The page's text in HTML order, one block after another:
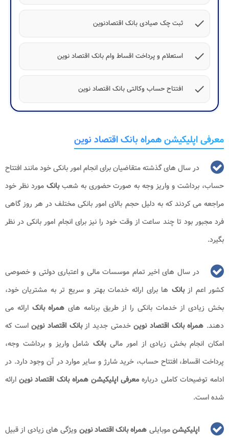
check ثبت چک صیادی بانک اقتصادنوین
check استعلام و پرداخت اقساط وام بانک اقتصاد نوین
check افتتاح حساب وکالتی بانک اقتصاد نوین
معرفی اپلیکیشن همراه بانک اقتصاد نوین
در سال های گذشته متقاضیان برای انجام امور بانکی خود مانند افتتاح
حساب، برداشت و واریز وجه به صورت حضوری به شعببانکمورد نظر خود
مراجعه می کردند که به دلیل حجم بالای امور بانکی مختلف در هر روز گاهی
فرد مجبور بود تا چند ساعت از وقت خود را نیز برای انجام امور بانکی در نظر
بگیرد.
در سال های اخیر تمام موسسات مالی و اعتباری دولتی و خصوصی
کشور اعم ازبانک ها برای ارائه خدمات بهتر و سریع تر به مشتریان خود،
بخش زیادی از خدمات بانکی را از طریق برنامه های همراه بانک ارائه می
دهند. همراه بانک اقتصاد نوینخدمتی جدید ازبانک اقتصاد نویناست که
امکان انجام بخش زیادی از امور مالیبانک شامل واریز و برداشت وجه،
پرداخت اقساط، افتتاح حساب، خرید شارژ و سایر موارد در آن وجود دارد. در
ادامه توضیحات کاملی درباره معرفی اپلیکیشن همراه بانک اقتصاد نوینارائه
شده است.
اپلیکیشنموبایلی همراه بانک اقتصاد نوین ویژگی های زیادی از قبیل